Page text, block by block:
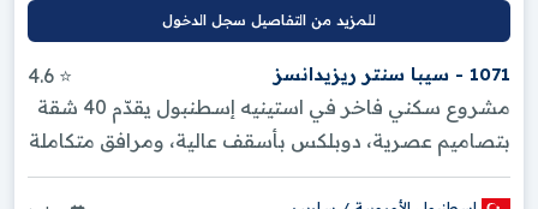
للمزيد من التفاصيل سجل الدخول
1071 - سيبا سنتر ريزيدانسز
⭐ 4.6
مشروع سكني فاخر في استينيه إسطنبول يقدّم 40 شقة
بتصاميم عصرية، دوبلكس بأسقف عالية، ومرافق متكاملة
في موقع استراتيجي قرب...